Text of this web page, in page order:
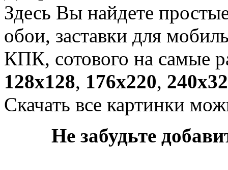
Здесь Вы найдете
обои, заставки для
КПК, сотового на самые
128х128, 176х220,
Скачать все картинки
Не забудьте